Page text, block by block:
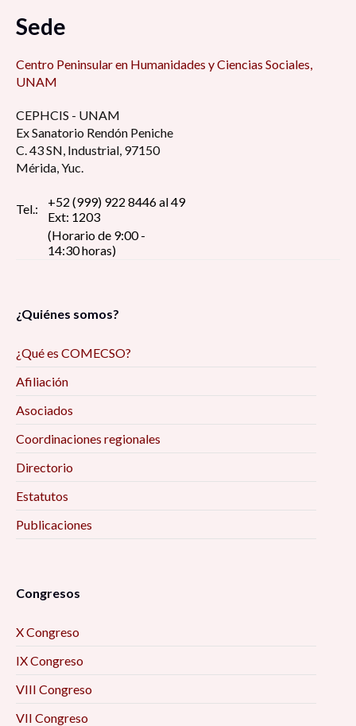
Sede
Centro Peninsular en Humanidades y Ciencias Sociales,
UNAM
CEPHCIS - UNAM
Ex Sanatorio Rendón Peniche
C. 43 SN, Industrial, 97150
Mérida, Yuc.
Tel.:
+52 (999) 922 8446 al 49
Ext: 1203
(Horario de 9:00 -
14:30 horas)
¿Quiénes somos?
¿Qué es COMECSO?
Afiliación
Asociados
Coordinaciones regionales
Directorio
Estatutos
Publicaciones
Congresos
X Congreso
IX Congreso
VIII Congreso
VII Congreso